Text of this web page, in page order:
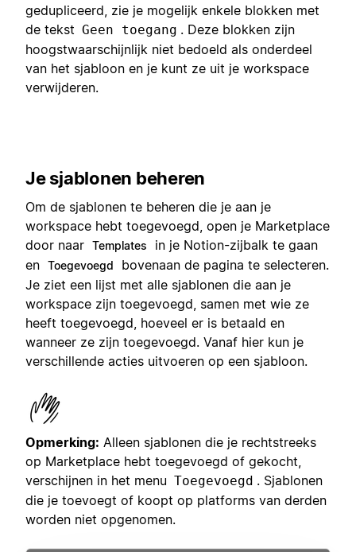
gedupliceerd, zie je mogelijk enkele blokken met
de tekst Geen toegang . Deze blokken zijn
hoogstwaarschijnlijk niet bedoeld als onderdeel
van het sjabloon en je kunt ze uit je workspace
verwijderen.
Je sjablonen beheren
Om de sjablonen te beheren die je aan je
workspace hebt toegevoegd, open je Marketplace
door naar Templates
in je Notion-zijbalk te gaan
en Toegevoegd
bovenaan de pagina te selecteren.
Je ziet een lijst met alle sjablonen die aan je
workspace zijn toegevoegd, samen met wie ze
heeft toegevoegd, hoeveel er is betaald en
wanneer ze zijn toegevoegd. Vanaf hier kun je
verschillende acties uitvoeren op een sjabloon.
Opmerking: Alleen sjablonen die je rechtstreeks
op Marketplace hebt toegevoegd of gekocht,
verschijnen in het menu Toegevoegd . Sjablonen
die je toevoegt of koopt op platforms van derden
worden niet opgenomen.